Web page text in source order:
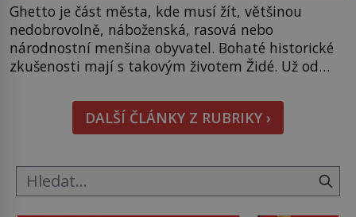
Ghetto je část města, kde musí žít, většinou
nedobrovolně, náboženská, rasová nebo
národnostní menšina obyvatel. Bohaté historické
zkušenosti mají s takovým životem Židé. Už od
nějakém žít. Mezi ty nejslavnější patří i římské
ghetto založené v roce 1555. Pokud jde o vztah
k Židům, nemá se Řím čím chlubit. […]
DALŠÍ ČLÁNKY Z RUBRIKY ›